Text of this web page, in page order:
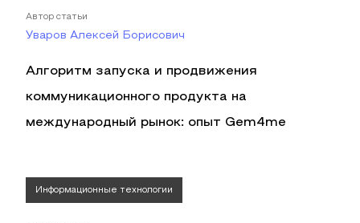
Автор статьи
Уваров Алексей Борисович
Алгоритм запуска и продвижения
коммуникационного продукта на
международный рынок: опыт Gem4me
Информационные технологии